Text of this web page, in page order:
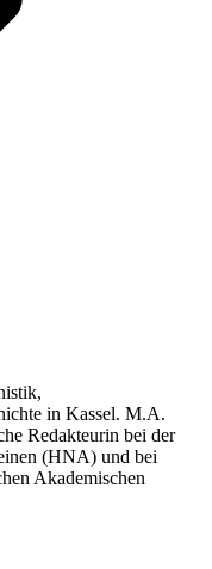
in Kassel. M.A.
Redakteurin bei der
(HNA) und bei
Akademischen